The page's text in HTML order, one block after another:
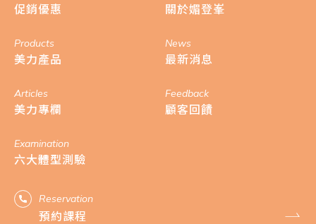
促銷優惠 關於媚登峯
Products
美力產品
News
最新消息
Articles
美力專欄
Feedback
顧客回饋
Examination
六大體型測驗
Reservation
預約課程